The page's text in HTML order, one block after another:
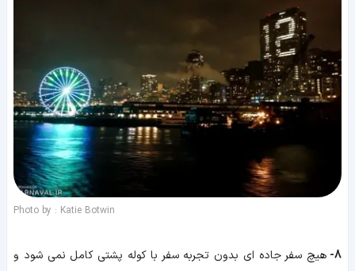
Photo by : Katie Botwin
8- هیچ سفر جاده ای بدون تجربه سفر با کوله پشتی کامل نمی شود و